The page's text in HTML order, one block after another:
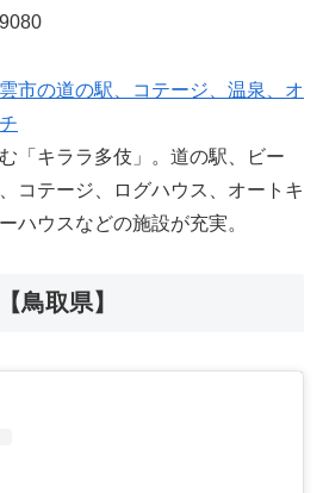
市の道の駅、コテージ、温泉、オ
「キララ多伎」。道の駅、ビー
コテージ、ログハウス、オートキ
ハウスなどの施設が充実。
鳥取県】